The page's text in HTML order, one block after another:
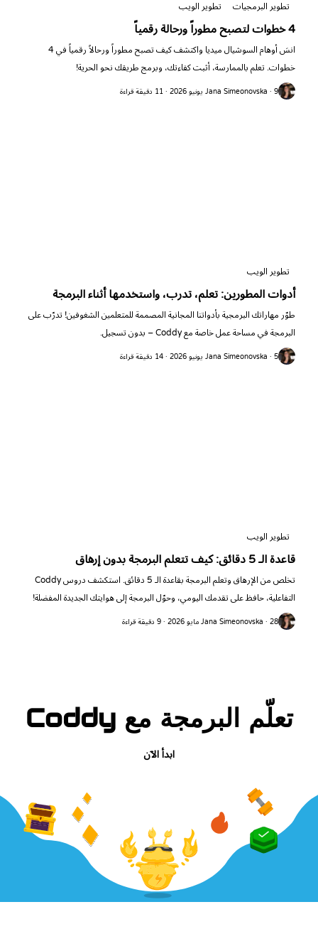
تطوير البرمجيات تطوير الويب
4 خطوات لتصبح مطوراً ورحالة رقمياً
انسَ أوهام السوشيال ميديا واكتشف كيف تصبح مطوراً ورحالاً رقمياً في 4
خطوات. تعلم بالممارسة، أثبت كفاءتك، وبرمج طريقك نحو الحرية!
Jana Simeonovska · 9 يونيو 2026 · 11 دقيقة قراءة
تطوير الويب
أدوات المطورين: تعلم، تدرب، واستخدمها أثناء البرمجة
طوّر مهاراتك البرمجية بأدواتنا المجانية المصممة للمتعلمين الشغوفين! تدرّب على
البرمجة في مساحة عمل خاصة مع Coddy – بدون تسجيل.
Jana Simeonovska · 5 يونيو 2026 · 14 دقيقة قراءة
تطوير الويب
قاعدة الـ 5 دقائق: كيف تتعلم البرمجة بدون إرهاق
تخلص من الإرهاق وتعلم البرمجة بقاعدة الـ 5 دقائق. استكشف دروس Coddy
التفاعلية، حافظ على تقدمك اليومي، وحوّل البرمجة إلى هوايتك الجديدة المفضلة!
Jana Simeonovska · 28 مايو 2026 · 9 دقيقة قراءة
تعلّم البرمجة مع Coddy
ابدأ الآن